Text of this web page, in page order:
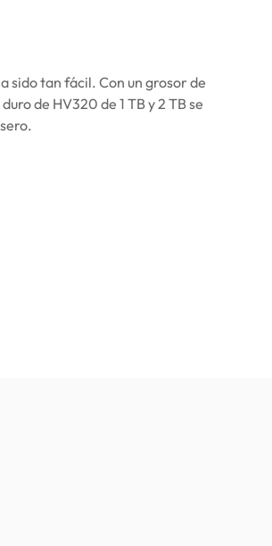
sido tan fácil. Con un grosor de
de HV320 de 1 TB y 2 TB se